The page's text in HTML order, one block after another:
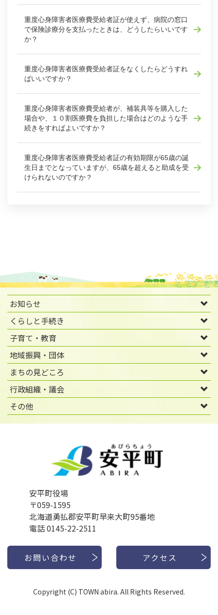
重度心身障害者医療費受給者証が使えず、病院の窓口
で保険診療分を支払ったときは、どうしたらいいです
か？
重度心身障害者医療費受給者証をなくしたらどうすれ
ばいいですか？
重度心身障害者医療費受給者が、補装具等を購入した
場合や、１０割医療費を負担した場合はどのような手
続きをすればよいですか？
重度心身障害者医療費受給者証の有効期限が65歳の誕
生日までとなっていますが、65歳を超えると助成を受
けられないのですか？
お知らせ
くらしと手続き
子育て・教育
地域振興・団体
まちの見どころ
行政組織・議会
その他
安平町役場
〒059-1595
北海道勇払郡安平町早来大町95番地
電話 0145-22-2511
お問い合わせ アクセス
Copyright (C) TOWN abira. All Rights Reserved.